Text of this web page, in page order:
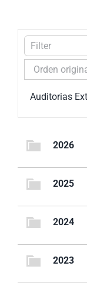
Rendición de
Ayudas para
Auditorias
2026
2025
2024
2023